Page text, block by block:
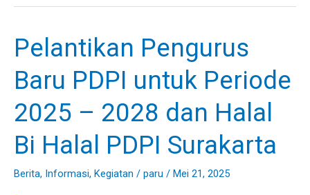
Pelantikan Pengurus
Baru PDPI untuk Periode
2025 – 2028 dan Halal
Bi Halal PDPI Surakarta
Berita, Informasi, Kegiatan / paru / Mei 21, 2025
Pelantikan
Pengurus
Baru
untuk
Periode
2025
–